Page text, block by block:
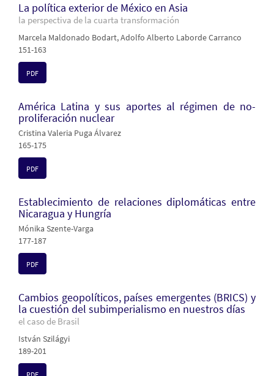
La política exterior de México en Asia
la perspectiva de la cuarta transformación
Marcela Maldonado Bodart, Adolfo Alberto Laborde Carranco
151-163
PDF
América Latina y sus aportes al régimen de no-
proliferación nuclear
Cristina Valeria Puga Álvarez
165-175
PDF
Establecimiento de relaciones diplomáticas entre
Nicaragua y Hungría
Mónika Szente-Varga
177-187
PDF
Cambios geopolíticos, países emergentes (BRICS) y
la cuestión del subimperialismo en nuestros días
el caso de Brasil
István Szilágyi
189-201